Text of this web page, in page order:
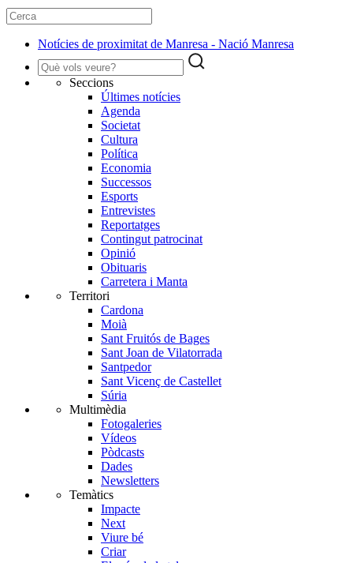
Notícies de proximitat de Manresa - Nació Manresa
Seccions
Últimes notícies
Agenda
Societat
Cultura
Política
Economia
Successos
Esports
Entrevistes
Reportatges
Contingut patrocinat
Opinió
Obituaris
Carretera i Manta
Territori
Cardona
Moià
Sant Fruitós de Bages
Sant Joan de Vilatorrada
Santpedor
Sant Vicenç de Castellet
Súria
Multimèdia
Fotogaleries
Vídeos
Pòdcasts
Dades
Newsletters
Temàtics
Impacte
Next
Viure bé
Criar